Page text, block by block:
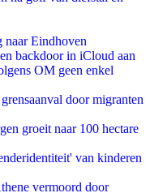
naar Eindhoven
backdoor in iCloud aan
OM geen enkel
door migranten
groeit naar 100 hectare
van kinderen
vermoord door